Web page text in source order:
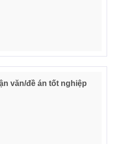
văn/đề án tốt nghiệp